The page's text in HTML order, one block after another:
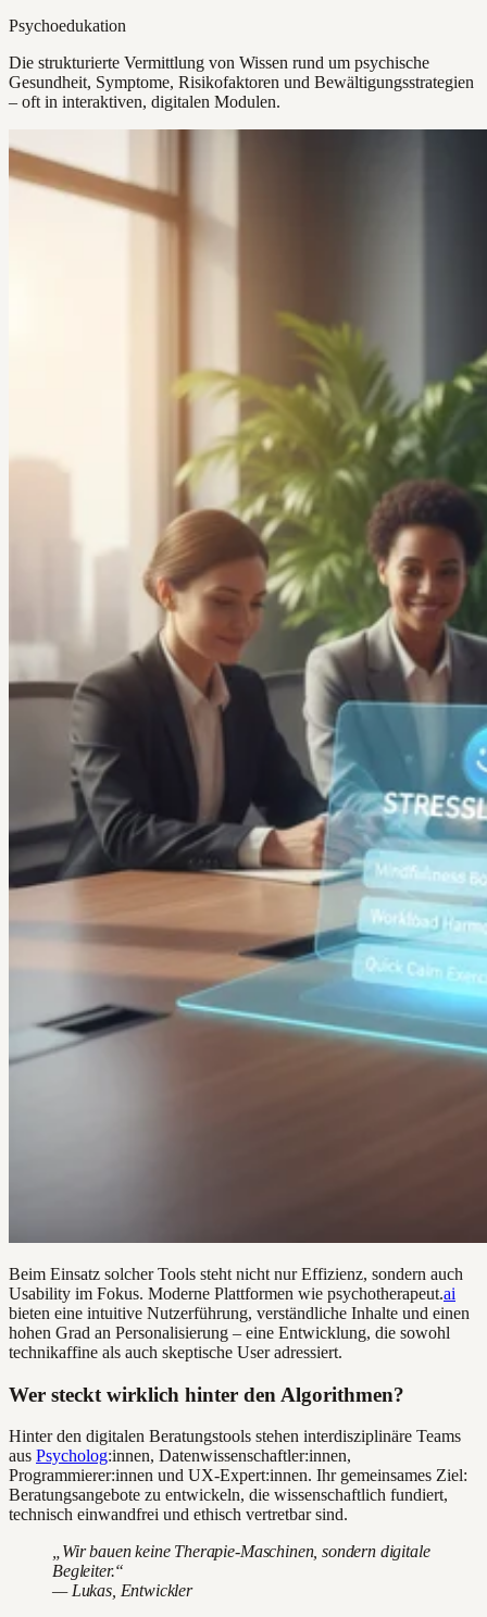
Psychoedukation
Die strukturierte Vermittlung von Wissen rund um psychische
Gesundheit, Symptome, Risikofaktoren und Bewältigungsstrategien
– oft in interaktiven, digitalen Modulen.
Beim Einsatz solcher Tools steht nicht nur Effizienz, sondern auch
Usability im Fokus. Moderne Plattformen wie psychotherapeut.ai
bieten eine intuitive Nutzerführung, verständliche Inhalte und einen
hohen Grad an Personalisierung – eine Entwicklung, die sowohl
technikaffine als auch skeptische User adressiert.
Wer steckt wirklich hinter den Algorithmen?
Hinter den digitalen Beratungstools stehen interdisziplinäre Teams
aus Psycholog:innen, Datenwissenschaftler:innen,
Programmierer:innen und UX-Expert:innen. Ihr gemeinsames Ziel:
Beratungsangebote zu entwickeln, die wissenschaftlich fundiert,
technisch einwandfrei und ethisch vertretbar sind.
„Wir bauen keine Therapie-Maschinen, sondern digitale
Begleiter.“
— Lukas, Entwickler